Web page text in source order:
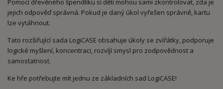
Pomocí dřevěného špendlíku si děti mohou sami zkontrolovat, zda je
jejich odpověď správná. Pokud je daný úkol vyřešen správně, kartu
lze vytáhnout.
Tato rozšiřující sada LogiCASE obsahuje úkoly se zvířátky, podporuje
logické myšlení, koncentraci, rozvíjí smysl pro zodpovědnost a
samostatnost.
Ke hře potřebujte mít jednu ze základních sad LogiCASE!